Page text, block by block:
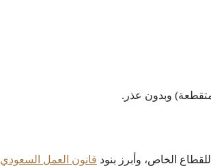
للقطاع الخاص، وأبرز بنود قانون العمل السعودي